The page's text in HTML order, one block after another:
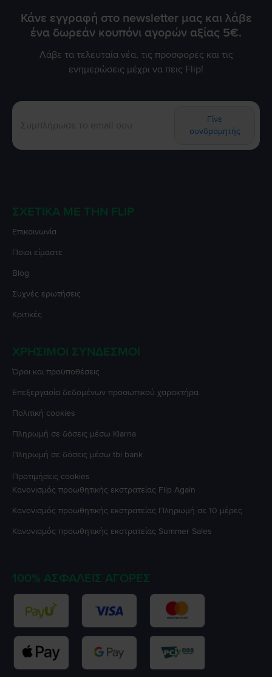
Κάνε εγγραφή στο newsletter μας και λάβε
ένα δωρεάν κουπόνι αγορών αξίας 5€.
Λάβε τα τελευταία νέα, τις προσφορές και τις
ενημερώσεις μέχρι να πεις Flip!
Γίνε
συνδρομητής
ΣΧΕΤΙΚΆ ΜΕ ΤΗΝ FLIP
Επικοινωνία
Ποιοι είμαστε
Blog
Συχνές ερωτήσεις
Κριτικές
ΧΡΉΣΙΜΟΙ ΣΎΝΔΕΣΜΟΙ
Όροι και προϋποθέσεις
Επεξεργασία δεδομένων προσωπικού χαρακτήρα
Πολιτική cookies
Πληρωμή σε δόσεις μέσω Klarna
Πληρωμή σε δόσεις μέσω tbi bank
Προτιμήσεις cookies
Κανονισμός προωθητικής εκστρατείας Flip Again
Κανονισμός προωθητικής εκστρατείας Πληρωμή σε 10 μέρες
Κανονισμός προωθητικής εκστρατείας Summer Sales
100% ΑΣΦΑΛΕΊΣ ΑΓΟΡΈΣ